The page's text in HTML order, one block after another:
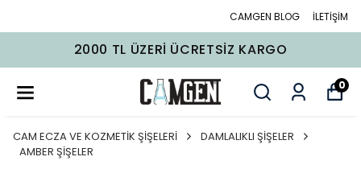
CAMGEN BLOG İLETİŞİM
2000 TL ÜZERI ÜCRETSIZ KARGO
0
CAM ECZA VE KOZMETİK ŞİŞELERİ
DAMLALIKLI ŞİŞELER
AMBER ŞİŞELER